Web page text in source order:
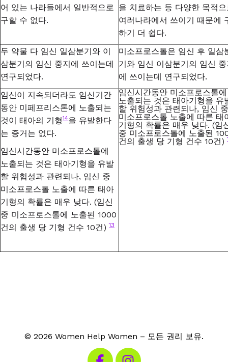
어 있는 나라들에서 일반적으로
구할 수 없다.
을 치료하는 등 다양한 목적
여러나라에서 쓰이기 때문에
하기 더 쉽다.
두 약물 다 임신 일삼분기와 이
삼분기의 임신 중지에 쓰이는데
연구되었다.
미소프로스톨은 임신 후 일삼
기와 임신 이삼분기의 임신
에 쓰이는데 연구되었다.
임신이 지속되더라도 임신기간
동안 미페프리스톤에 노출되는
것이 태아의 기형14을 유발한다
는 증거는 없다.
임신시간동안 미소프로스톨에
노출되는 것은 태아기형을 유발
할 위험성과 관련되나, 임신 중
미소프로스톨 노출에 따른 태아
기형의 확률은 매우 낮다. (임신
중 미소프로스톨에 노출된 1000
건의 출생 당 기형 건수 10건)13
임신시간동안 미소프로스톨에
노출되는 것은 태아기형을 유
할 위험성과 관련되나, 임신 중
미소프로스톨 노출에 따른 태
기형의 확률은 매우 낮다. (임
중 미소프로스톨에 노출된
건의 출생 당 기형 건수 10건)
© 2026 Women Help Women – 모든 권리 보유.